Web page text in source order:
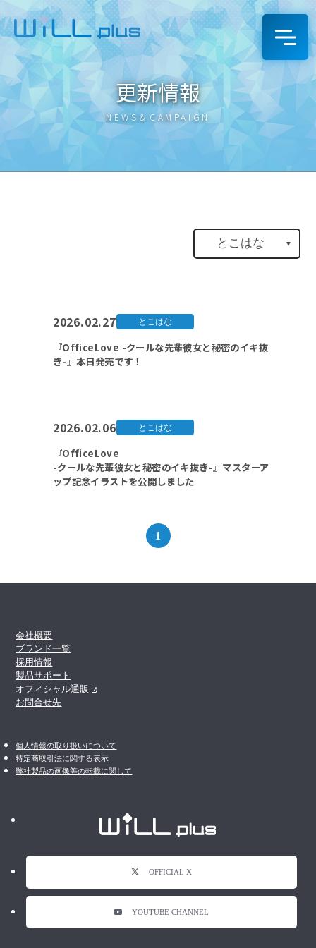
更新情報
NEWS＆CAMPAIGN
とこはな ▼
2026.02.27 とこはな
『OfficeLove -クールな先輩彼女と秘密のイキ抜
き-』本日発売です！
2026.02.06 とこはな
『OfficeLove
-クールな先輩彼女と秘密のイキ抜き-』マスターア
ップ記念イラストを公開しました
1
会社概要
ブランド一覧
採用情報
製品サポート
オフィシャル通販
お問合せ先
個人情報の取り扱いについて
特定商取引法に関する表示
弊社製品の画像等の転載に関して
OFFICIAL X
YOUTUBE CHANNEL